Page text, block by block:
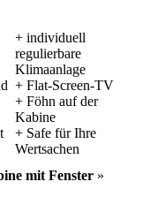
+ individuell
regulierbare
Klimaanlage
+ Flat-Screen-TV
+ Föhn auf der
Kabine
+ Safe für Ihre
Wertsachen
mit Fenster »